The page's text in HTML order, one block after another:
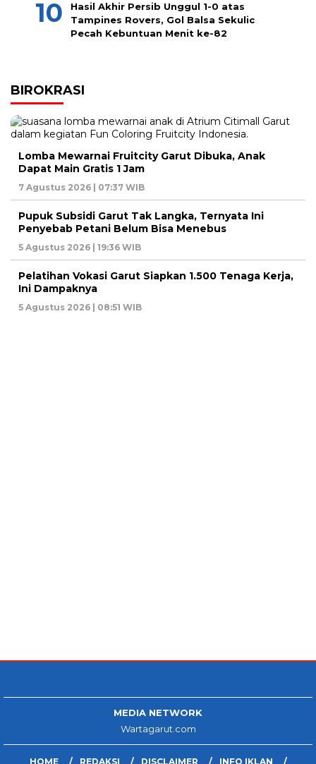
Hasil Akhir Persib Unggul 1-0 atas
Tampines Rovers, Gol Balsa Sekulic
Pecah Kebuntuan Menit ke-82
BIROKRASI
Lomba Mewarnai Fruitcity Garut Dibuka, Anak
Dapat Main Gratis 1 Jam
7 Agustus 2026 | 07:37 WIB
Pupuk Subsidi Garut Tak Langka, Ternyata Ini
Penyebab Petani Belum Bisa Menebus
5 Agustus 2026 | 19:36 WIB
Pelatihan Vokasi Garut Siapkan 1.500 Tenaga Kerja,
Ini Dampaknya
5 Agustus 2026 | 08:51 WIB
MEDIA NETWORK
Wartagarut.com
HOME REDAKSI DISCLAIMER INFO IKLAN